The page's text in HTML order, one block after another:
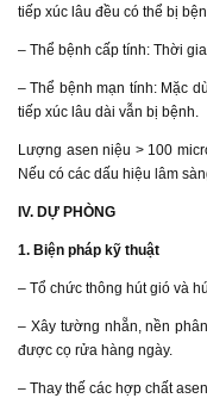
tiếp xúc lâu đều có thể bị
– Thể bệnh cấp tính: Thời
– Thể bệnh mạn tính: Mặc
tiếp xúc lâu dài vẫn bị bệnh.
Lượng asen niệu > 100
Nếu có các dấu hiệu lâm
IV. DỰ PHÒNG
1. Biện pháp kỹ thuật
– Tổ chức thông hút gió và
– Xây tường nhẵn, nền
được cọ rửa hàng ngày.
– Thay thế các hợp chất